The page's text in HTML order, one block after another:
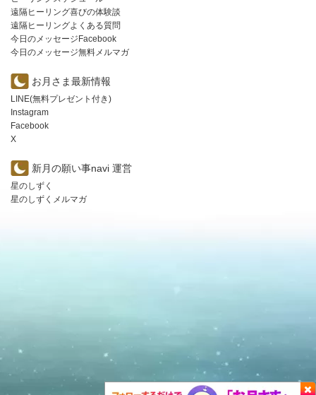
遠隔ヒーリング喜びの体験談
遠隔ヒーリングよくある質問
今日のメッセージFacebook
今日のメッセージ無料メルマガ
お月さま最新情報
LINE(無料プレゼント付き)
Instagram
Facebook
X
新月の願い事navi 運営
星のしずく
星のしずくメルマガ